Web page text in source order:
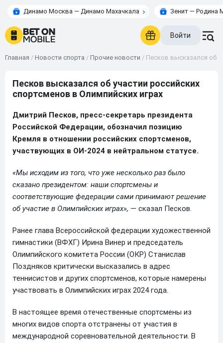
Динамо Москва — Динамо Махачкала Зенит — Родина
Войти
Главная / Новости спорта / Прочие новости / Песков высказался об
Песков высказался об участии российских
спортсменов в Олимпийских играх
Дмитрий Песков, пресс-секретарь президента
Российской Федерации, обозначил позицию
Кремля в отношении российских спортсменов,
участвующих в ОИ-2024 в нейтральном статусе.
«Мы исходим из того, что уже несколько раз было
сказано президентом: наши спортсмены и
соответствующие федерации сами принимают решение
об участие в Олимпийских играх», — сказал Песков.
Ранее глава Всероссийской федерации художественной
гимнастики (ВФХГ) Ирина Винер и председатель
Олимпийского комитета России (ОКР) Станислав
Поздняков критически высказались в адрес
теннисистов и других спортсменов, которые намерены
участвовать в Олимпийских играх 2024 года.
В настоящее время отечественные спортсмены из
многих видов спорта отстранены от участия в
международной соревновательной деятельности. В